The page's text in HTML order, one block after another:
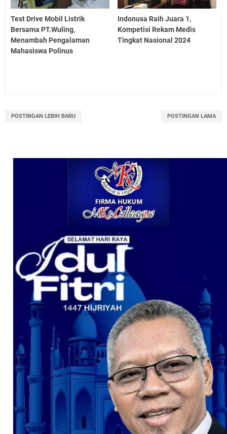
Test Drive Mobil Listrik
Bersama PT.Wuling,
Menambah Pengalaman
Mahasiswa Polinus
Indonusa Raih Juara 1,
Kompetisi Rekam Medis
Tingkat Nasional 2024
POSTINGAN LEBIH BARU POSTINGAN LAMA